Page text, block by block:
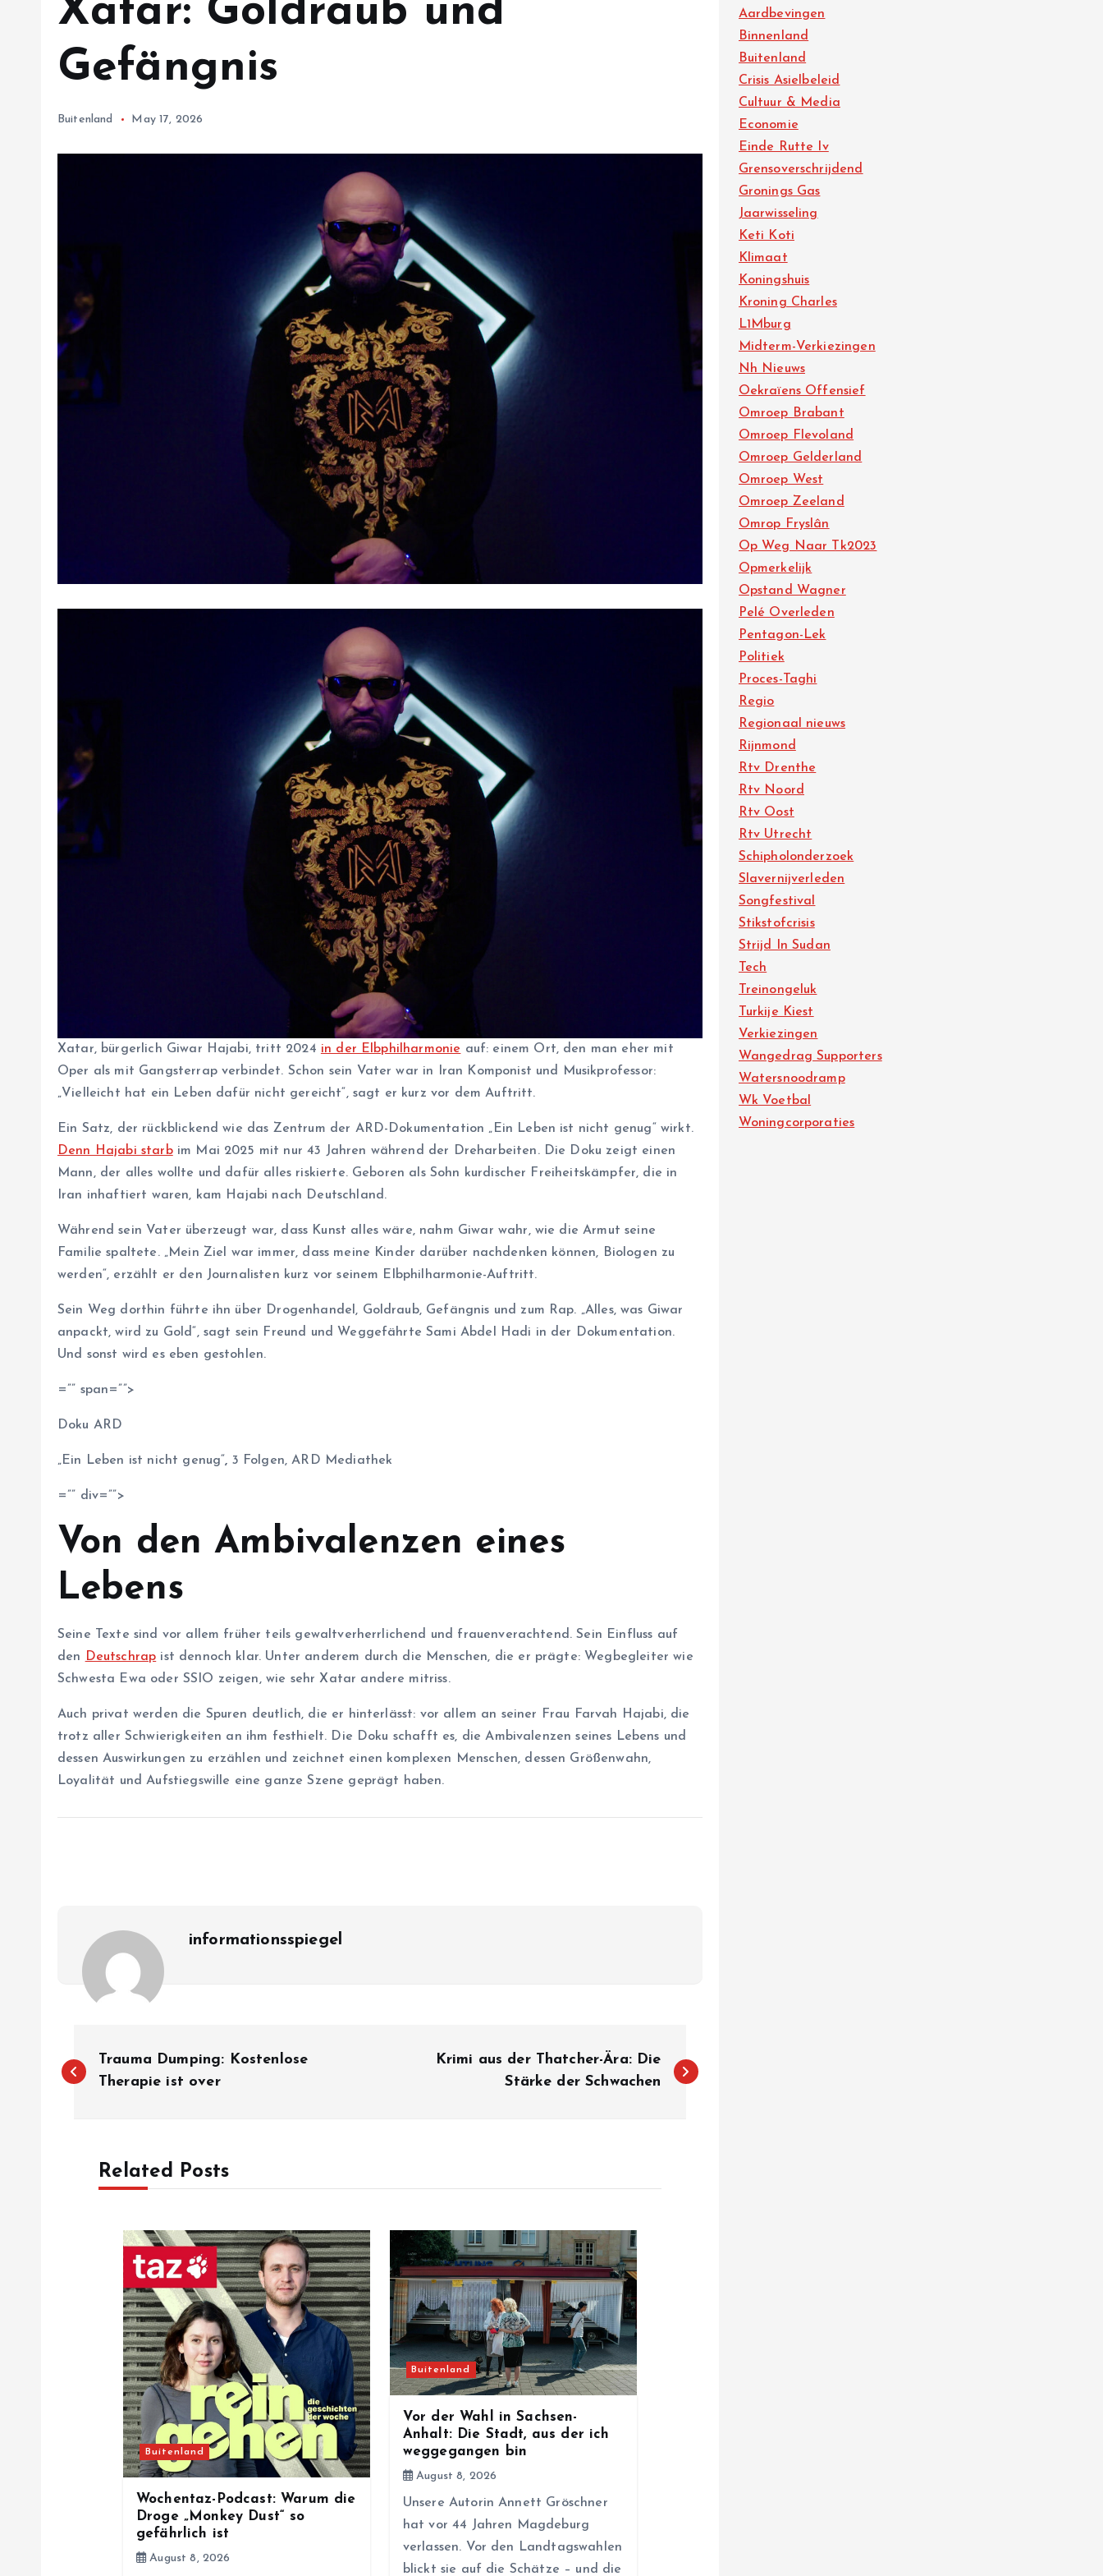
Xatar: Goldraub und
Gefängnis
Buitenland May 17, 2026
Xatar, bürgerlich Giwar Hajabi, tritt 2024 in der Elbphilharmonie auf: einem Ort, den man eher mit
Oper als mit Gangsterrap verbindet. Schon sein Vater war in Iran Komponist und Musikprofessor:
„Vielleicht hat ein Leben dafür nicht gereicht“, sagt er kurz vor dem Auftritt.
Ein Satz, der rückblickend wie das Zentrum der ARD-Dokumentation „Ein Leben ist nicht genug“ wirkt.
Denn Hajabi starbim Mai 2025 mit nur 43 Jahren während der Dreharbeiten. Die Doku zeigt einen
Mann, der alles wollte und dafür alles riskierte. Geboren als Sohn kurdischer Freiheitskämpfer, die in
Iran inhaftiert waren, kam Hajabi nach Deutschland.
Während sein Vater überzeugt war, dass Kunst alles wäre, nahm Giwar wahr, wie die Armut seine
Familie spaltete. „Mein Ziel war immer, dass meine Kinder darüber nachdenken können, Biologen zu
werden“, erzählt er den Journalisten kurz vor seinem Elbphilharmonie-Auftritt.
Sein Weg dorthin führte ihn über Drogenhandel, Goldraub, Gefängnis und zum Rap. „Alles, was Giwar
anpackt, wird zu Gold“, sagt sein Freund und Weggefährte Sami Abdel Hadi in der Dokumentation.
Und sonst wird es eben gestohlen.
=”” span=””>
Doku ARD
„Ein Leben ist nicht genug“, 3 Folgen, ARD Mediathek
=”” div=””>
Von den Ambivalenzen eines
Lebens
Seine Texte sind vor allem früher teils gewaltverherrlichend und frauenverachtend. Sein Einfluss auf
den Deutschrap ist dennoch klar. Unter anderem durch die Menschen, die er prägte: Wegbegleiter wie
Schwesta Ewa oder SSIO zeigen, wie sehr Xatar andere mitriss.
Auch privat werden die Spuren deutlich, die er hinterlässt: vor allem an seiner Frau Farvah Hajabi, die
trotz aller Schwierigkeiten an ihm festhielt. Die Doku schafft es, die Ambivalenzen seines Lebens und
dessen Auswirkungen zu erzählen und zeichnet einen komplexen Menschen, dessen Größenwahn,
Loyalität und Aufstiegswille eine ganze Szene geprägt haben.
informationsspiegel
o
Trauma Dumping: Kostenlose
Therapie ist over
Krimi aus der Thatcher-Ära: Die
Stärke der Schwachen
Related Posts
Buitenland
Wochentaz-Podcast: Warum die
Droge „Monkey Dust“ so
gefährlich ist
August 8, 2026
Buitenland
Vor der Wahl in Sachsen-
Anhalt: Die Stadt, aus der ich
weggegangen bin
August 8, 2026
Unsere Autorin Annett Gröschner
hat vor 44 Jahren Magdeburg
verlassen. Vor den Landtagswahlen
blickt sie auf die Schätze – und die
Aardbevingen
Binnenland
Buitenland
Crisis Asielbeleid
Cultuur & Media
Economie
Einde Rutte Iv
Grensoverschrijdend
Gronings Gas
Jaarwisseling
Keti Koti
Klimaat
Koningshuis
Kroning Charles
L1Mburg
Midterm-Verkiezingen
Nh Nieuws
Oekraïens Offensief
Omroep Brabant
Omroep Flevoland
Omroep Gelderland
Omroep West
Omroep Zeeland
Omrop Fryslân
Op Weg Naar Tk2023
Opmerkelijk
Opstand Wagner
Pelé Overleden
Pentagon-Lek
Politiek
Proces-Taghi
Regio
Regionaal nieuws
Rijnmond
Rtv Drenthe
Rtv Noord
Rtv Oost
Rtv Utrecht
Schipholonderzoek
Slavernijverleden
Songfestival
Stikstofcrisis
Strijd In Sudan
Tech
Treinongeluk
Turkije Kiest
Verkiezingen
Wangedrag Supporters
Watersnoodramp
Wk Voetbal
Woningcorporaties